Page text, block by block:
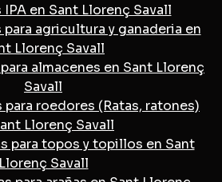
en Sant Llorenç Savall
agricultura y ganaderia en
Llorenç Savall
almacenes en Sant Llorenç
Savall
roedores (Ratas, ratones)
Llorenç Savall
para topos y topillos en Sant
Llorenç Savall